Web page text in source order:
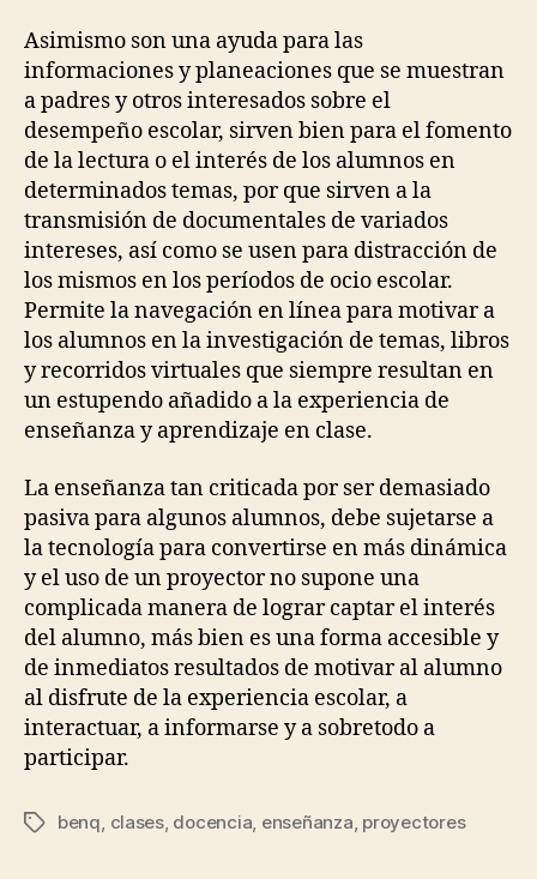
Asimismo son una ayuda para las
informaciones y planeaciones que se muestran
a padres y otros interesados sobre el
desempeño escolar, sirven bien para el fomento
de la lectura o el interés de los alumnos en
determinados temas, por que sirven a la
transmisión de documentales de variados
intereses, así como se usen para distracción de
los mismos en los períodos de ocio escolar.
Permite la navegación en línea para motivar a
los alumnos en la investigación de temas, libros
y recorridos virtuales que siempre resultan en
un estupendo añadido a la experiencia de
enseñanza y aprendizaje en clase.
La enseñanza tan criticada por ser demasiado
pasiva para algunos alumnos, debe sujetarse a
la tecnología para convertirse en más dinámica
y el uso de un proyector no supone una
complicada manera de lograr captar el interés
del alumno, más bien es una forma accesible y
de inmediatos resultados de motivar al alumno
al disfrute de la experiencia escolar, a
interactuar, a informarse y a sobretodo a
participar.
Etiquetas
benq clases, docencia enseñanza proyectores